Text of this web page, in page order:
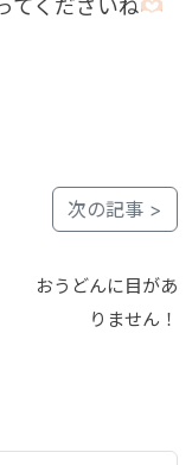
てくださいね
次の記事 >
おうどんに目があ
りません！